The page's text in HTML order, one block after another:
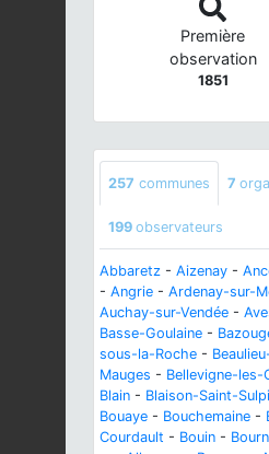
Première
observation
1851
257 communes 7
199 observateurs
Abbaretz - Aizenay -
- Angrie - Ardenay-sur-
Auchay-sur-Vendée -
Basse-Goulaine -
sous-la-Roche -
Mauges - Bellevigne-les-
Blain - Blaison-Saint-
Bouaye - Bouchemaine -
Courdault - Bouin -